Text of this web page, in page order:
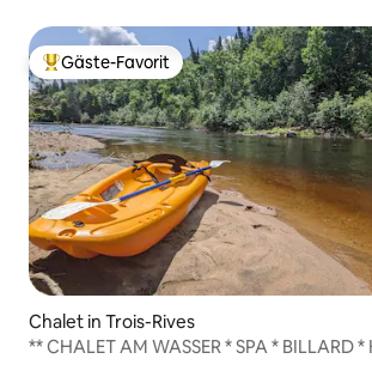
Beliebter Gäste-Favorit.
Gäste-Favorit
Chalet in Trois-Rives
** CHALET AM WASSER * SPA * BILLARD